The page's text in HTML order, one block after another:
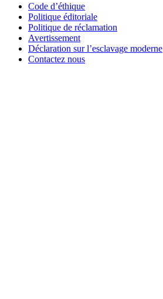
Code d’éthique
Politique éditoriale
Politique de réclamation
Avertissement
Déclaration sur l’esclavage moderne
Contactez nous